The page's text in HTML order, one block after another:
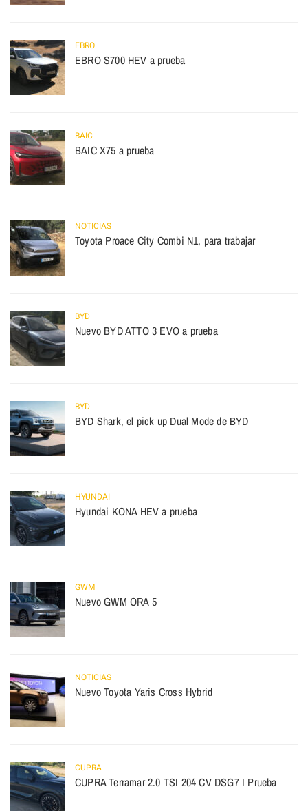
EBRO
EBRO S700 HEV a prueba
BAIC
BAIC X75 a prueba
NOTICIAS
Toyota Proace City Combi N1, para trabajar
BYD
Nuevo BYD ATTO 3 EVO a prueba
BYD
BYD Shark, el pick up Dual Mode de BYD
HYUNDAI
Hyundai KONA HEV a prueba
GWM
Nuevo GWM ORA 5
NOTICIAS
Nuevo Toyota Yaris Cross Hybrid
CUPRA
CUPRA Terramar 2.0 TSI 204 CV DSG7 I Prueba